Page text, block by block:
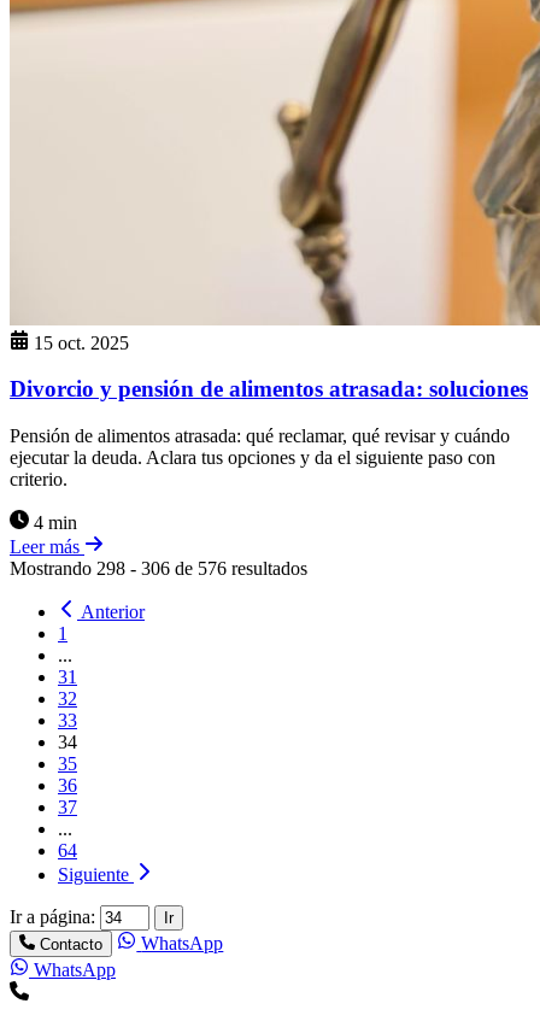
15 oct. 2025
Divorcio y pensión de alimentos atrasada: soluciones
Pensión de alimentos atrasada: qué reclamar, qué revisar y cuándo
ejecutar la deuda. Aclara tus opciones y da el siguiente paso con
criterio.
4 min
Leer más
Mostrando 298 - 306 de 576 resultados
Anterior
1
...
31
32
33
34
35
36
37
...
64
Siguiente
Ir a página:
Ir
Contacto
WhatsApp
WhatsApp